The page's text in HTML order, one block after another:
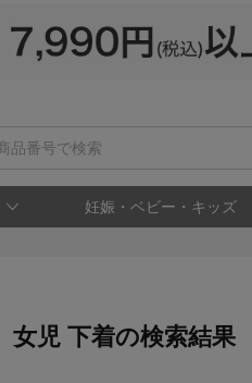
妊娠・ベビー・キッズ
女児 下着の検索結果